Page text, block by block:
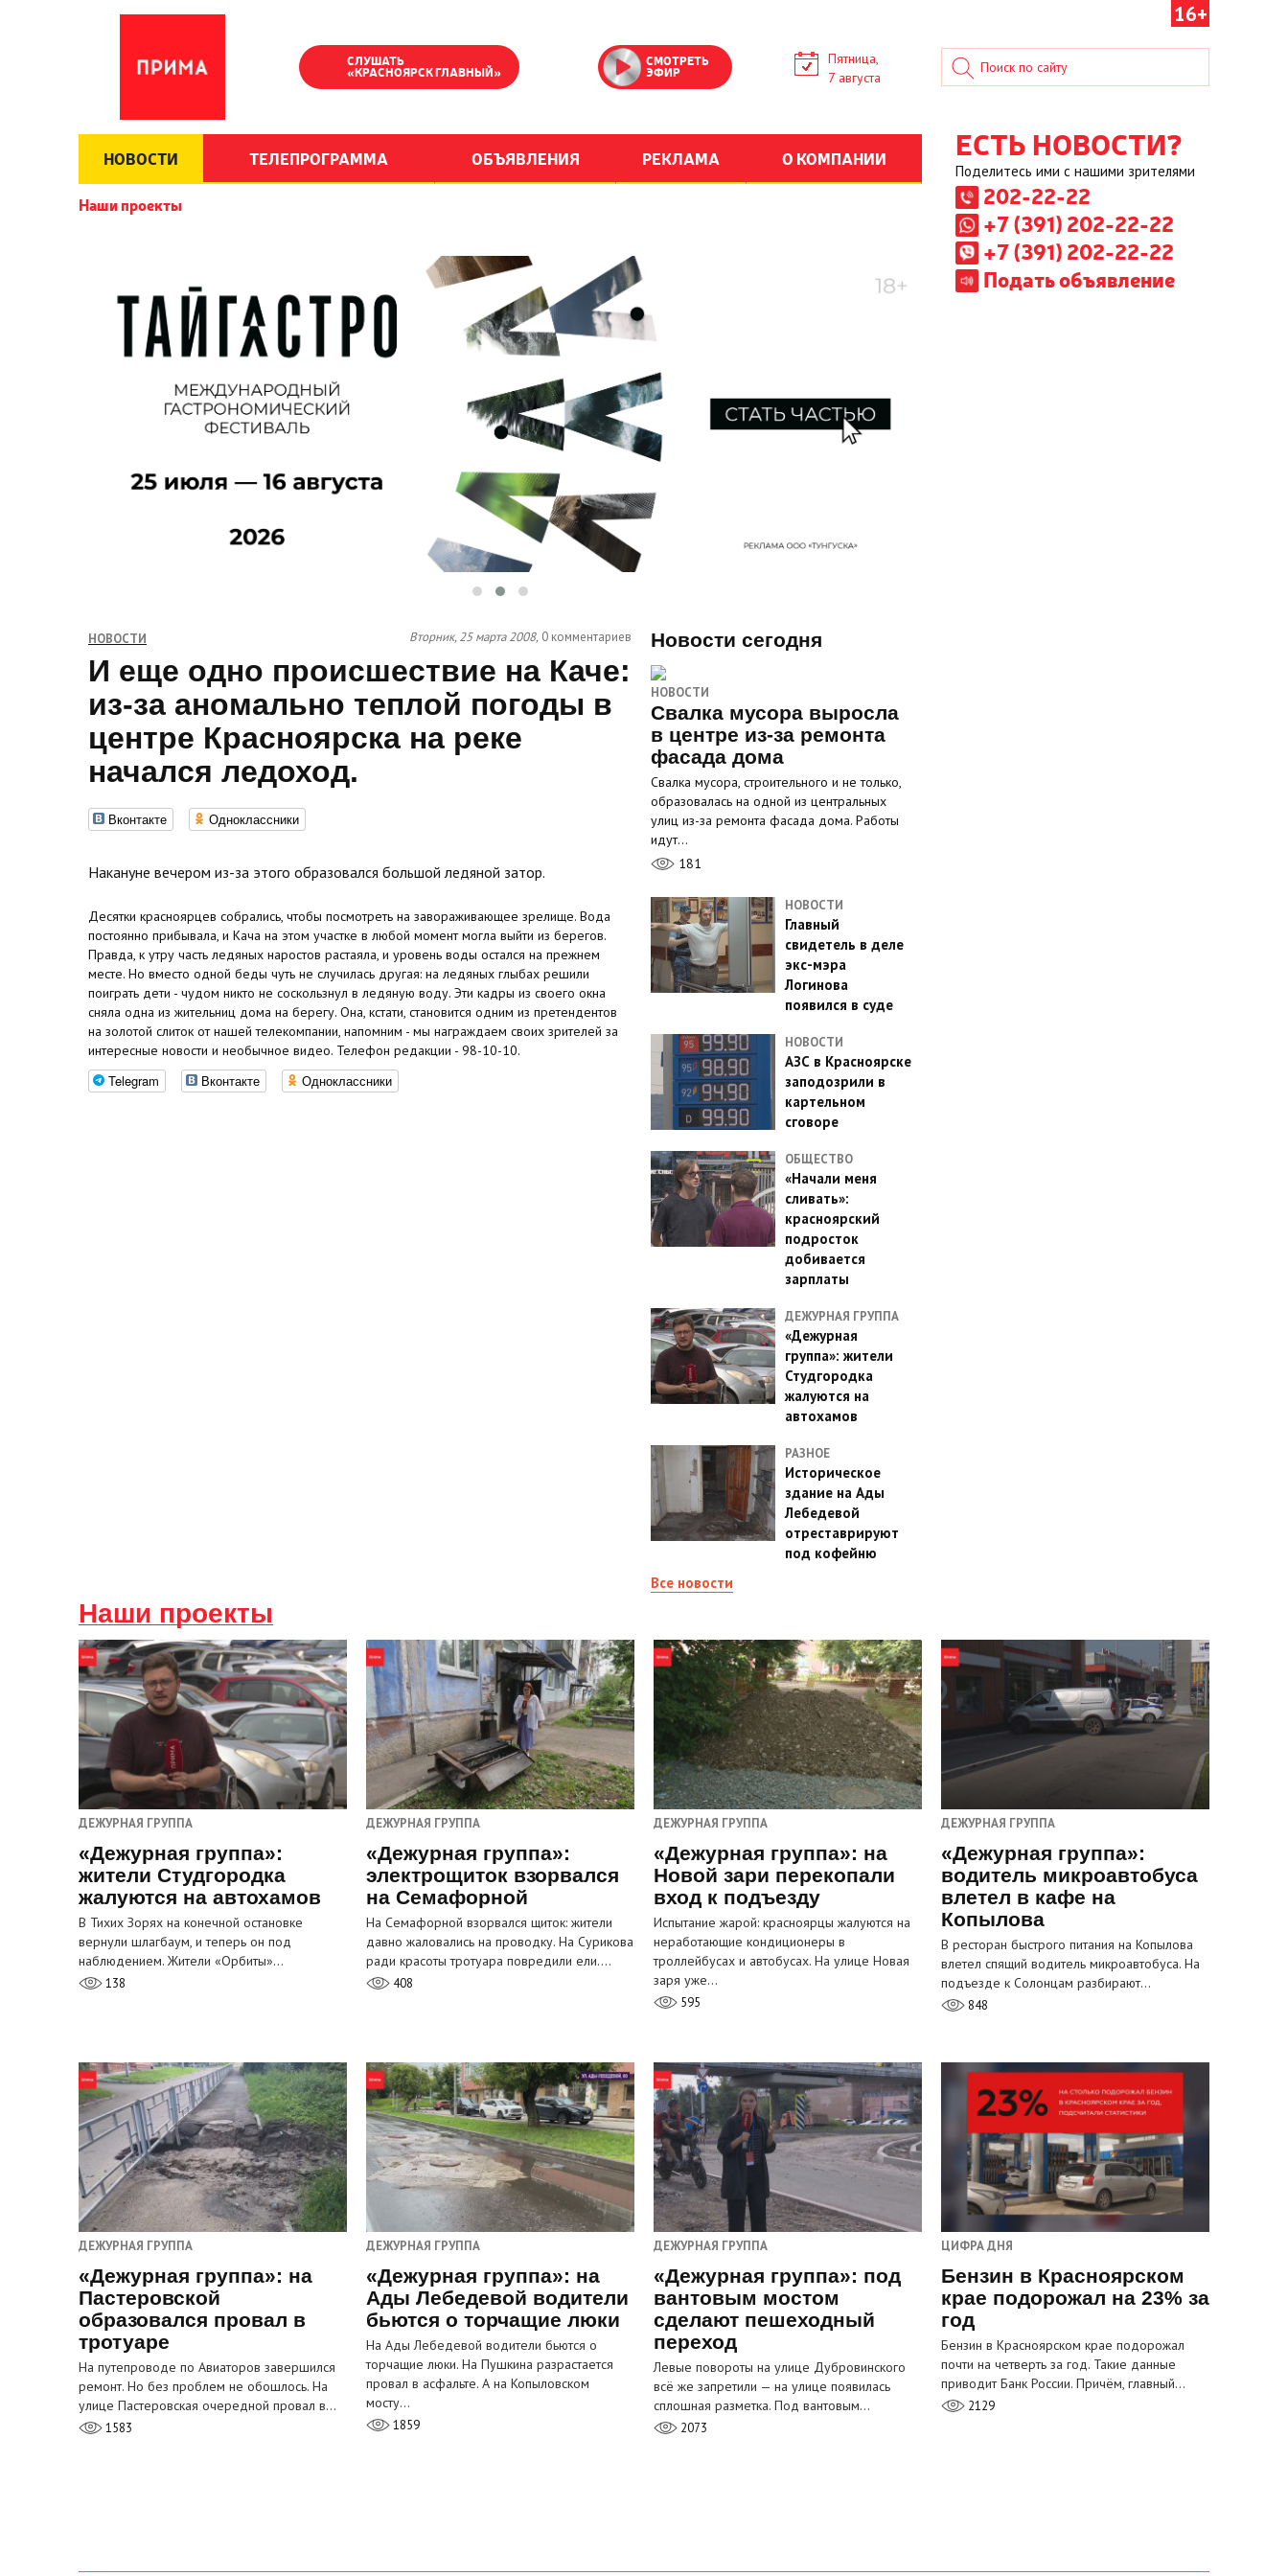
16+
СЛУШАТЬ
«КРАСНОЯРСК ГЛАВНЫЙ»
СМОТРЕТЬ
ЭФИР
Пятница,
7 августа
НОВОСТИ ТЕЛЕПРОГРАММА ОБЪЯВЛЕНИЯ РЕКЛАМА О КОМПАНИИ
Наши проекты
ЕСТЬ НОВОСТИ?
Поделитесь ими с нашими зрителями
202-22-22
+7 (391) 202-22-22
+7 (391) 202-22-22
Подать объявление
НОВОСТИ Вторник, 25 марта 2008, 0 комментариев
И еще одно происшествие на Каче:
из-за аномально теплой погоды в
центре Красноярска на реке
начался ледоход.
Вконтакте Одноклассники
Накануне вечером из-за этого образовался большой ледяной затор.
Десятки красноярцев собрались, чтобы посмотреть на завораживающее зрелище. Вода
постоянно прибывала, и Кача на этом участке в любой момент могла выйти из берегов.
Правда, к утру часть ледяных наростов растаяла, и уровень воды остался на прежнем
месте. Но вместо одной беды чуть не случилась другая: на ледяных глыбах решили
поиграть дети - чудом никто не соскользнул в ледяную воду. Эти кадры из своего окна
сняла одна из жительниц дома на берегу. Она, кстати, становится одним из претендентов
на золотой слиток от нашей телекомпании, напомним - мы награждаем своих зрителей за
интересные новости и необычное видео. Телефон редакции - 98-10-10.
Telegram Вконтакте Одноклассники
Новости сегодня
НОВОСТИ
Свалка мусора выросла
в центре из-за ремонта
фасада дома
Свалка мусора, строительного и не только,
образовалась на одной из центральных
улиц из-за ремонта фасада дома. Работы
идут…
181
НОВОСТИ
Главный
свидетель в деле
экс-мэра
Логинова
появился в суде
НОВОСТИ
АЗС в Красноярске
заподозрили в
картельном
сговоре
ОБЩЕСТВО
«Начали меня
сливать»:
красноярский
подросток
добивается
зарплаты
ДЕЖУРНАЯ ГРУППА
«Дежурная
группа»: жители
Студгородка
жалуются на
автохамов
РАЗНОЕ
Историческое
здание на Ады
Лебедевой
отреставрируют
под кофейню
Все новости
Наши проекты
ДЕЖУРНАЯ ГРУППА
«Дежурная группа»:
жители Студгородка
жалуются на автохамов
В Тихих Зорях на конечной остановке
вернули шлагбаум, и теперь он под
наблюдением. Жители «Орбиты»…
138
ДЕЖУРНАЯ ГРУППА
«Дежурная группа»:
электрощиток взорвался
на Семафорной
На Семафорной взорвался щиток: жители
давно жаловались на проводку. На Сурикова
ради красоты тротуара повредили ели.…
408
ДЕЖУРНАЯ ГРУППА
«Дежурная группа»: на
Новой зари перекопали
вход к подъезду
Испытание жарой: красноярцы жалуются на
неработающие кондиционеры в
троллейбусах и автобусах. На улице Новая
заря уже…
595
ДЕЖУРНАЯ ГРУППА
«Дежурная группа»:
водитель микроавтобуса
влетел в кафе на
Копылова
В ресторан быстрого питания на Копылова
влетел спящий водитель микроавтобуса. На
подъезде к Солонцам разбирают…
848
ДЕЖУРНАЯ ГРУППА
«Дежурная группа»: на
Пастеровской
образовался провал в
тротуаре
На путепроводе по Авиаторов завершился
ремонт. Но без проблем не обошлось. На
улице Пастеровская очередной провал в…
1583
ДЕЖУРНАЯ ГРУППА
«Дежурная группа»: на
Ады Лебедевой водители
бьются о торчащие люки
На Ады Лебедевой водители бьются о
торчащие люки. На Пушкина разрастается
провал в асфальте. А на Копыловском
мосту…
1859
ДЕЖУРНАЯ ГРУППА
«Дежурная группа»: под
вантовым мостом
сделают пешеходный
переход
Левые повороты на улице Дубровинского
всё же запретили — на улице появилась
сплошная разметка. Под вантовым…
2073
ЦИФРА ДНЯ
Бензин в Красноярском
крае подорожал на 23% за
год
Бензин в Красноярском крае подорожал
почти на четверть за год. Такие данные
приводит Банк России. Причём, главный…
2129